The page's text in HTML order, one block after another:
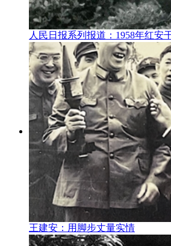
人民日报系列报道：1958年红安
王建安：用脚步丈量实情